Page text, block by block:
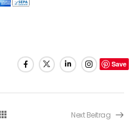
Save
Next Beitrag